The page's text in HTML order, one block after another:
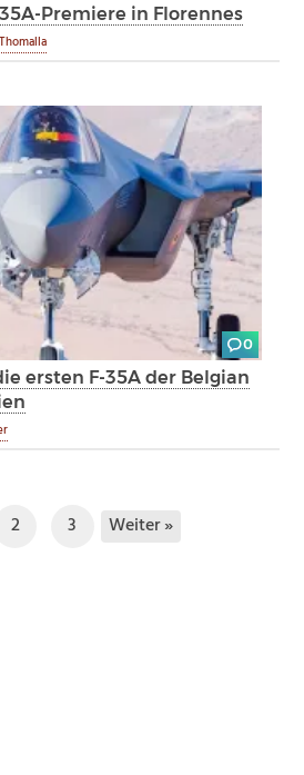
Premiere in Florennes
0
ersten F-35A der Belgian
2 3 Weiter »